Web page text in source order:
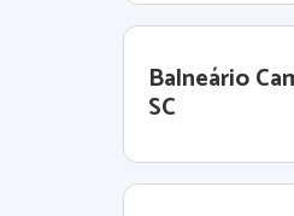
Balneário
SC